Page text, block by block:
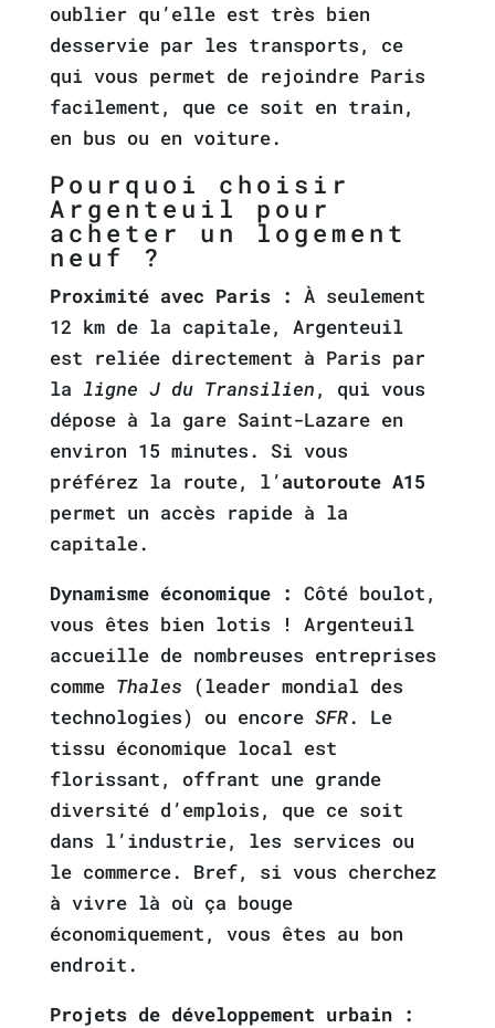
oublier qu’elle est très bien
desservie par les transports, ce
qui vous permet de rejoindre Paris
facilement, que ce soit en train,
en bus ou en voiture.
Pourquoi choisir
Argenteuil pour
acheter un logement
neuf ?
Proximité avec Paris : À seulement
12 km de la capitale, Argenteuil
est reliée directement à Paris par
la ligne J du Transilien, qui vous
dépose à la gare Saint-Lazare en
environ 15 minutes. Si vous
préférez la route, l’autoroute A15
permet un accès rapide à la
capitale.
Dynamisme économique : Côté boulot,
vous êtes bien lotis ! Argenteuil
accueille de nombreuses entreprises
comme Thales (leader mondial des
technologies) ou encore SFR. Le
tissu économique local est
florissant, offrant une grande
diversité d’emplois, que ce soit
dans l’industrie, les services ou
le commerce. Bref, si vous cherchez
à vivre là où ça bouge
économiquement, vous êtes au bon
endroit.
Projets de développement urbain :